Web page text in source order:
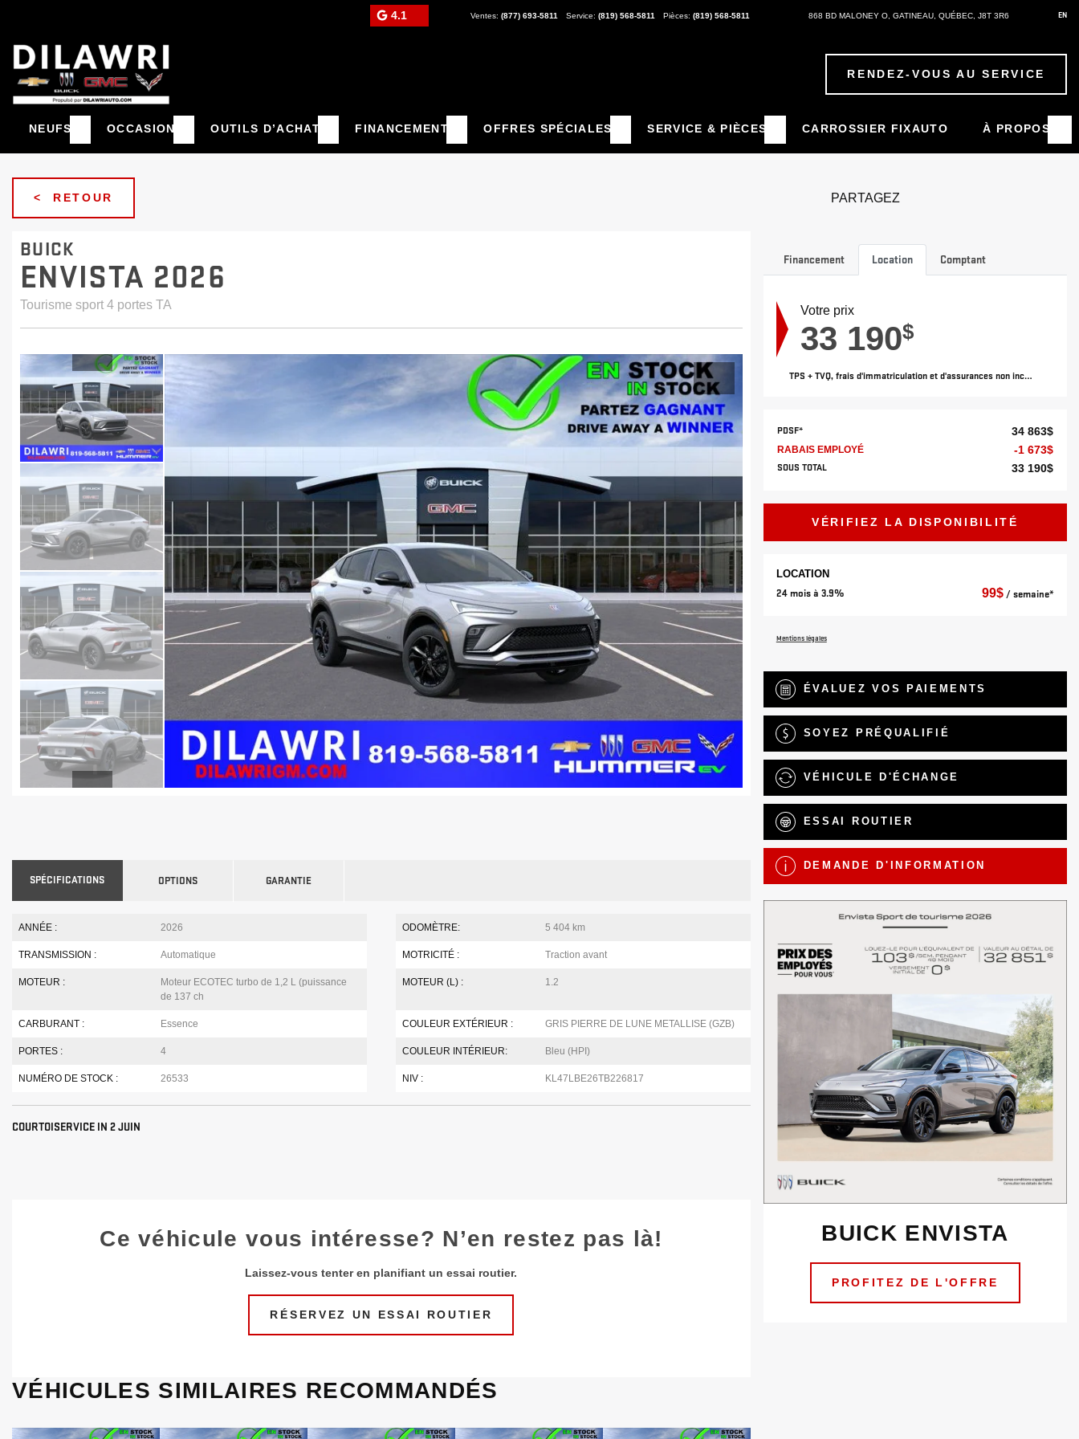
4.1 Ventes: (877) 693-5811 Service: (819) 568-5811 Pièces: (819) 568-5811 868 BD MALONEY O GATINEAU QUÉBEC J8T 3R6 EN
RENDEZ-VOUS AU SERVICE
NEUFS OCCASION OUTILS D’ACHAT FINANCEMENT OFFRES SPÉCIALES SERVICE & PIÈCES CARROSSIER FIXAUTO À PROPOS
< RETOUR PARTAGEZ
BUICK
ENVISTA 2026
Tourisme sport 4 portes TA
SPÉCIFICATIONS OPTIONS GARANTIE
ANNÉE : 2026 ODOMÈTRE: 5 404 km
TRANSMISSION : Automatique MOTRICITÉ : Traction avant
MOTEUR :
Moteur ECOTEC turbo de 1,2 L (puissance
de 137 ch
MOTEUR (L) : 1.2
CARBURANT : Essence COULEUR EXTÉRIEUR : GRIS PIERRE DE LUNE METALLISE (GZB)
PORTES : 4 COULEUR INTÉRIEUR: Bleu (HPI)
NUMÉRO DE STOCK : 26533 NIV : KL47LBE26TB226817
COURTOISERVICE IN 2 JUIN
Ce véhicule vous intéresse? N’en restez pas là!
Laissez-vous tenter en planifiant un essai routier.
RÉSERVEZ UN ESSAI ROUTIER
VÉHICULES SIMILAIRES RECOMMANDÉS
Financement Location Comptant
Votre prix
33 190$
TPS + TVQ, frais d'immatriculation et d'assurances non inclus.
PDSF* 34 863$
RABAIS EMPLOYÉ -1 673$
SOUS TOTAL 33 190$
VÉRIFIEZ LA DISPONIBILITÉ
LOCATION
24 mois à 3.9% 99$/ semaine*
Mentions légales
ÉVALUEZ VOS PAIEMENTS
SOYEZ PRÉQUALIFIÉ
VÉHICULE D'ÉCHANGE
ESSAI ROUTIER
DEMANDE D'INFORMATION
BUICK ENVISTA
PROFITEZ DE L'OFFRE